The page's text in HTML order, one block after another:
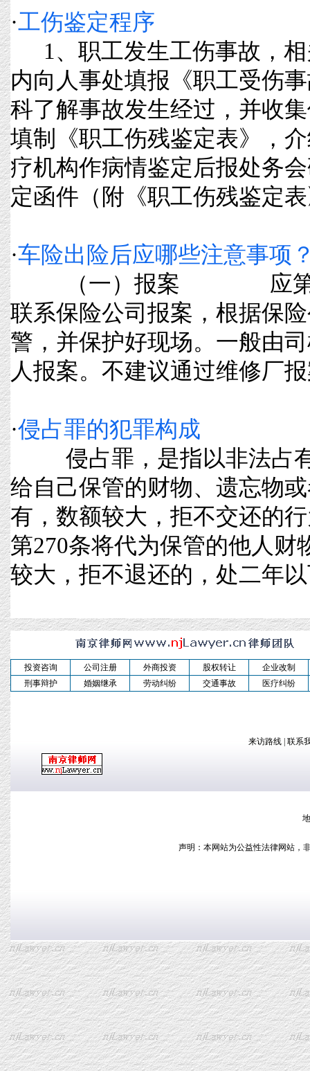
·工伤鉴定程序
1、职工发生工伤事故，相
内向人事处填报《职工受伤
科了解事故发生经过，并收
填制《职工伤残鉴定表》，
疗机构作病情鉴定后报处务
定函件（附《职工伤残鉴定
·车险出险后应哪些注意事项
（一）报案 应第一
联系保险公司报案，根据保
警，并保护好现场。一般由
人报案。不建议通过维修厂
·侵占罪的犯罪构成
侵占罪，是指以非法占有
给自己保管的财物、遗忘物
有，数额较大，拒不交还
第270条将代为保管的他人财
较大，拒不退还的，处二年
投资咨询 公司注册 外商投资 股权转让
企业改制
刑事辩护
婚姻继承 劳动纠纷 交通事故 医疗纠纷
来访路线 联系
声明：本网站为公益性法律网站，